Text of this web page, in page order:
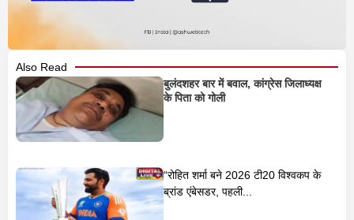
Also Read
बुलंदशहर बार में बवाल, कांग्रेस जिलाध्यक्ष
के पिता को गोली
“रोहित शर्मा बने 2026 टी20 विश्वकप के
ब्रांड एंबेसडर, पहली...